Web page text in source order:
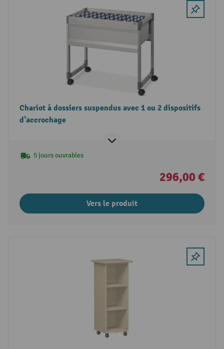
Chariot à dossiers suspendus avec 1 ou 2 dispositifs
d’accrochage
5 jours ouvrables
296,00 €
Vers le produit